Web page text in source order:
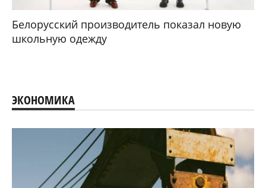
Белорусский производитель показал новую
школьную одежду
ЭКОНОМИКА